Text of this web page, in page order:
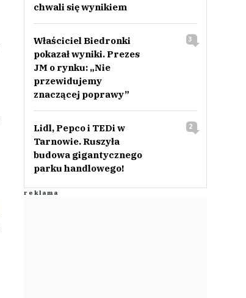
chwali się wynikiem
Właściciel Biedronki
pokazał wyniki. Prezes
JM o rynku: „Nie
przewidujemy
znaczącej poprawy”
3
Lidl, Pepco i TEDi w
Tarnowie. Ruszyła
budowa gigantycznego
parku handlowego!
2